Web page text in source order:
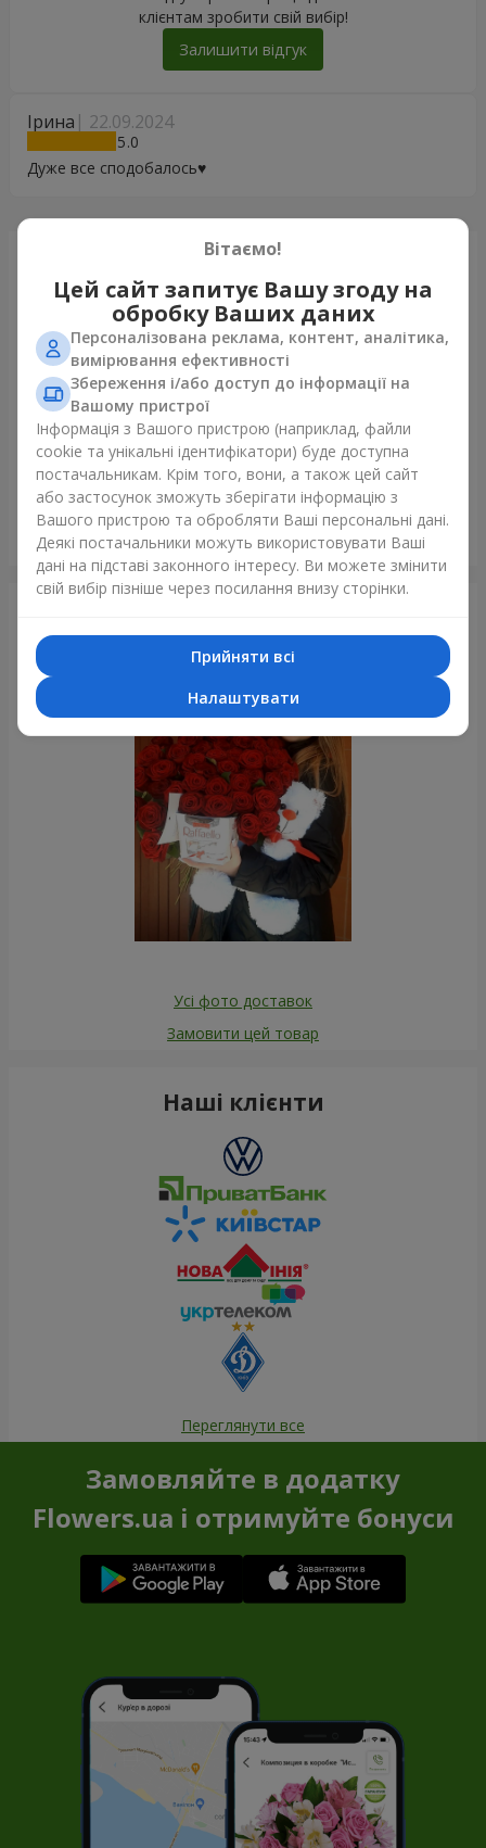
Ірина 22.09.2024
5
Дуже все сподобалось♥️
клієнтам зробити свій вибір!
Залишити відгук
Щойно доставили
Букет "Лісова німфа"
Харків
Усі фото доставок
Замовити цей товар
Наші клієнти
Переглянути все
Замовляйте в додатку
Flowers.ua і отримуйте бонуси
Вітаємо!
Цей сайт запитує Вашу згоду на
обробку Ваших даних
Персоналізована реклама, контент, аналітика,
вимірювання ефективності
Збереження і/або доступ до інформації на
Вашому пристрої
Інформація з Вашого пристрою (наприклад, файли
cookie та унікальні ідентифікатори) буде доступна
постачальникам. Крім того, вони, а також цей сайт
або застосунок зможуть зберігати інформацію з
Вашого пристрою та обробляти Ваші персональні дані.
Деякі постачальники можуть використовувати Ваші
дані на підставі законного інтересу. Ви можете змінити
свій вибір пізніше через посилання внизу сторінки.
Прийняти всі
Налаштувати